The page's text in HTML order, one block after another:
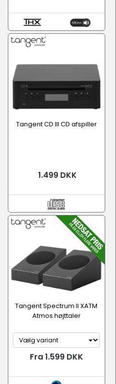
Tangent CD III CD afspiller
1.499 DKK
Tangent Spectrum II XATM
Atmos højttaler
Fra 1.599 DKK